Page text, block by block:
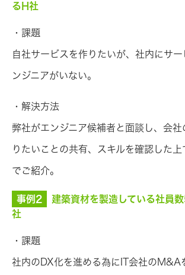
るH社
・課題
自社サービスを作りたいが、社内にサ
ンジニアがいない。
・解決方法
弊社がエンジニア候補者と面談し、会社
りたいことの共有、スキルを確認した
でご紹介。
事例2
建築資材を製造している社員
社
・課題
社内のDX化を進める為にIT会社のM&A